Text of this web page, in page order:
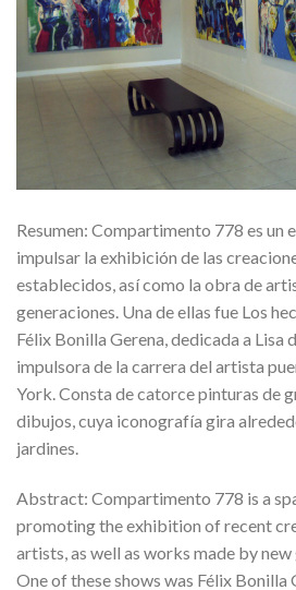
Resumen: Compartimento 778 es un
impulsar la exhibición de las
establecidos, así como la obra de
generaciones. Una de ellas fue Los
Félix Bonilla Gerena, dedicada a Lisa
impulsora de la carrera del artista
York. Consta de catorce pinturas de
dibujos, cuya iconografía gira
jardines.
Abstract: Compartimento 778 is a
promoting the exhibition of recent
artists, as well as works made by
One of these shows was Félix Bonilla